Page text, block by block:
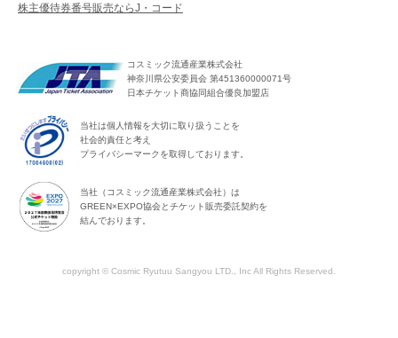
株主優待券番号販売ならJ・コード
コスミック流通産業株式会社
神奈川県公安委員会 第451360000071号
日本チケット商協同組合優良加盟店
当社は個人情報を大切に取り扱うことを
社会的責任と考え
プライバシーマークを取得しております。
当社（コスミック流通産業株式会社）は
GREEN×EXPO協会とチケット販売委託契約を
結んでおります。
copyright © Cosmic Ryutuu Sangyou LTD., Inc All Rights Reserved.